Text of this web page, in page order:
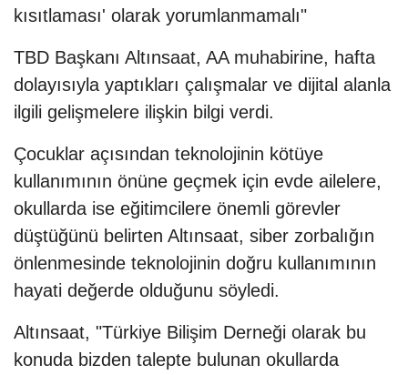
kısıtlaması' olarak yorumlanmamalı"
TBD Başkanı Altınsaat, AA muhabirine, hafta
dolayısıyla yaptıkları çalışmalar ve dijital alanla
ilgili gelişmelere ilişkin bilgi verdi.
Çocuklar açısından teknolojinin kötüye
kullanımının önüne geçmek için evde ailelere,
okullarda ise eğitimcilere önemli görevler
düştüğünü belirten Altınsaat, siber zorbalığın
önlenmesinde teknolojinin doğru kullanımının
hayati değerde olduğunu söyledi.
Altınsaat, "Türkiye Bilişim Derneği olarak bu
konuda bizden talepte bulunan okullarda